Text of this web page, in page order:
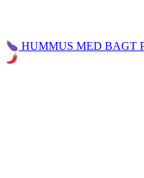
HUMMUS MED BAGT